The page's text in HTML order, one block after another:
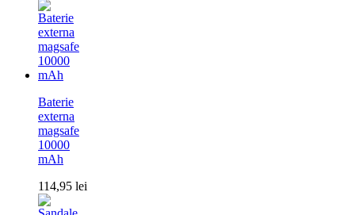
Baterie
externa
magsafe
10000
mAh
114,95 lei